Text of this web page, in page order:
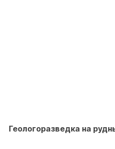
Геологоразведка на